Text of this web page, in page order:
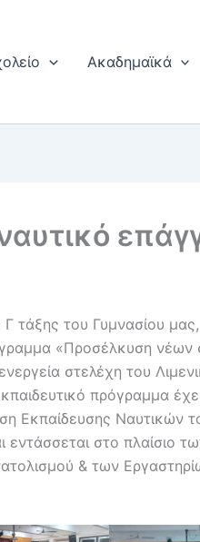
Ακαδημαϊκά
τάξης του Γυμνασίου μας,
«Προσέλκυση νέων
στελέχη του
πρόγραμμα
Εκπαίδευσης Ναυτικών
εντάσσεται στο πλαίσιο
& των